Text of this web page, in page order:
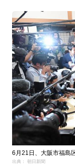
6月21日、大阪市福島
出典： 朝日新聞